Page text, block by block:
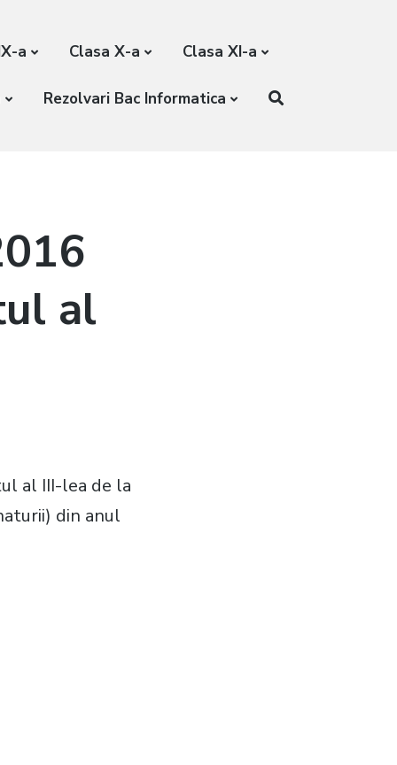
a Clasa X-a Clasa XI-a
Rezolvari Bac Informatica
al
al III-lea de la
din anul